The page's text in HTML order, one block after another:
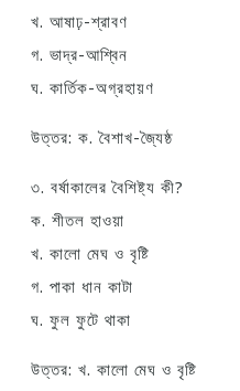
খ. আষাঢ়-শ্রাবণ
গ. ভাদ্র-আশ্বিন
ঘ. কার্তিক-অগ্রহায়ণ
উত্তর: ক. বৈশাখ-জ্যৈষ্ঠ
৩. বর্ষাকালের বৈশিষ্ট্য কী?
ক. শীতল হাওয়া
খ. কালো মেঘ ও বৃষ্টি
গ. পাকা ধান কাটা
ঘ. ফুল ফুটে থাকা
উত্তর: খ. কালো মেঘ ও বৃষ্টি